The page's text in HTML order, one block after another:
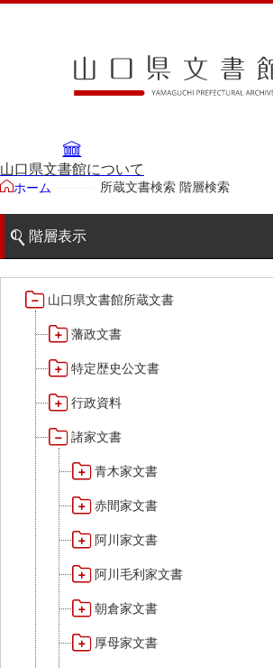
山口県文書館について
ホーム 所蔵文書検索 階層検索
階層表示
山口県文書館所蔵文書
藩政文書
特定歴史公文書
行政資料
諸家文書
青木家文書
赤間家文書
阿川家文書
阿川毛利家文書
朝倉家文書
厚母家文書